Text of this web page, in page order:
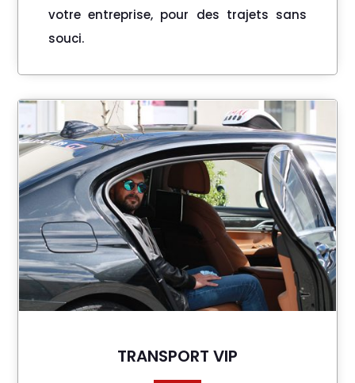
votre entreprise, pour des trajets sans
souci.
TRANSPORT VIP